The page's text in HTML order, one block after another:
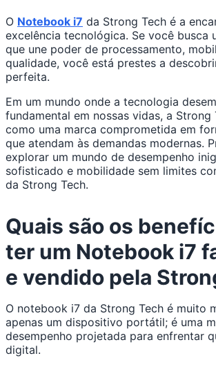
O Notebook i7 da Strong Tech é a
excelência tecnológica. Se você busca
que une poder de processamento,
qualidade, você está prestes a
perfeita.
Em um mundo onde a tecnologia
fundamental em nossas vidas, a Strong
como uma marca comprometida em
que atendam às demandas modernas.
explorar um mundo de desempenho
sofisticado e mobilidade sem limites
da Strong Tech.
Quais são os
ter um Notebook i7
e vendido pela
O notebook i7 da Strong Tech é muito
apenas um dispositivo portátil; é uma
desempenho projetada para enfrentar
digital.